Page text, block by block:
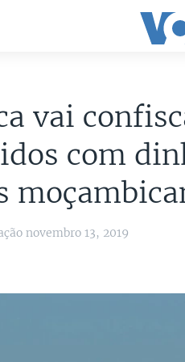
vai
com
novembro 13, 2019